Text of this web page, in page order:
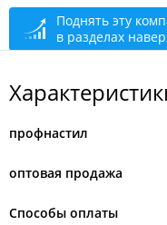
закрыто, откроется в
Поднять эту
в разделах
профнастил
оптовая продажа
Способы оплаты